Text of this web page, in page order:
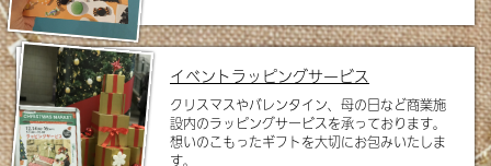
イベントラッピングサービス
クリスマスやバレンタイン、母の日など商業施
設内のラッピングサービスを承っております。
想いのこもったギフトを大切にお包みいたしま
す。